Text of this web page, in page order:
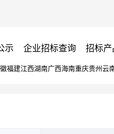
示 企业招标查询 招标
福建江西湖南广西海南重庆贵州 云